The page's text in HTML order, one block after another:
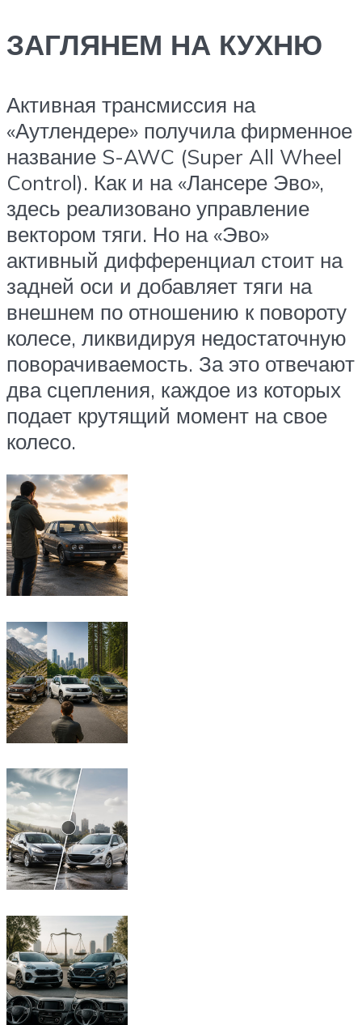
ЗАГЛЯНЕМ НА КУХНЮ
Активная трансмиссия на
«Аутлендере» получила фирменное
название S-AWC (Super All Wheel
Control). Как и на «Лансере Эво»,
здесь реализовано управление
вектором тяги. Но на «Эво»
активный дифференциал стоит на
задней оси и добавляет тяги на
внешнем по отношению к повороту
колесе, ликвидируя недостаточную
поворачиваемость. За это отвечают
два сцепления, каждое из которых
подает крутящий момент на свое
колесо.